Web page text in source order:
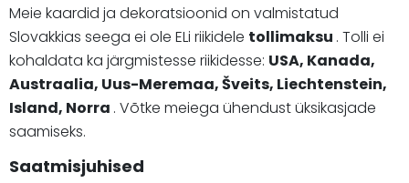
Meie kaardid ja dekoratsioonid on valmistatud
Slovakkias seega ei ole ELi riikidele tollimaksu . Tolli ei
kohaldata ka järgmistesse riikidesse: USA, Kanada,
Austraalia, Uus-Meremaa, Šveits, Liechtenstein,
Island, Norra . Võtke meiega ühendust üksikasjade
saamiseks.
Saatmisjuhised